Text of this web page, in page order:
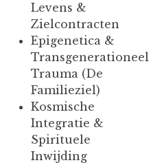
Levens &
Zielcontracten
Epigenetica &
Transgenerationeel
Trauma (De
Familieziel)
Kosmische
Integratie &
Spirituele
Inwijding